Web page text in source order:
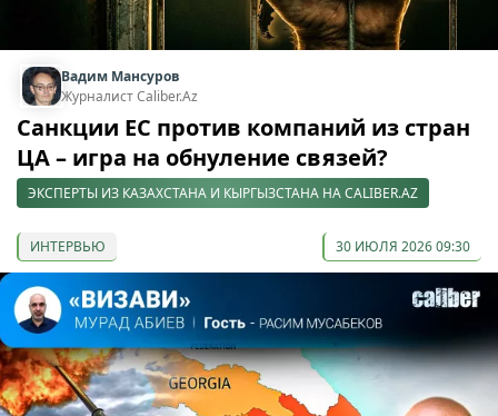
Вадим Мансуров
Журналист Caliber.Az
Санкции ЕС против компаний из стран
ЦА – игра на обнуление связей?
ЭКСПЕРТЫ ИЗ КАЗАХСТАНА И КЫРГЫЗСТАНА НА CALIBER.AZ
ИНТЕРВЬЮ 30 ИЮЛЯ 2026 09:30